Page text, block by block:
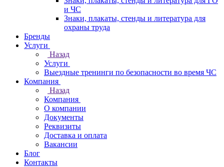
и ЧС
Знаки, плакаты, стенды и литература для
охраны труда
Бренды
Услуги
Назад
Услуги
Выездные тренинги по безопасности во время ЧС
Компания
Назад
Компания
О компании
Документы
Реквизиты
Доставка и оплата
Вакансии
Блог
Контакты